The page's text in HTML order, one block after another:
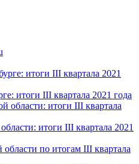
итоги III квартала 2021 года
итоги III квартала 2021